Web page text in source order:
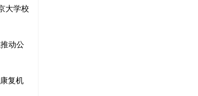
大学校
动公
复机